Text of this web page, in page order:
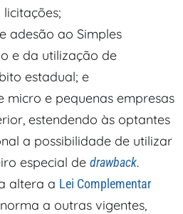
adesão ao Simples
e da utilização de
estadual; e
micro e pequenas empresas
estendendo às optantes
a possibilidade de utilizar
especial de drawback.
altera a Lei Complementar
a outras vigentes,